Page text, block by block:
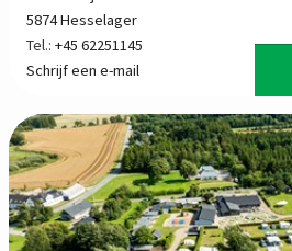
5874 Hesselager
Tel.: +45 62251145
Schrijf een e-mail